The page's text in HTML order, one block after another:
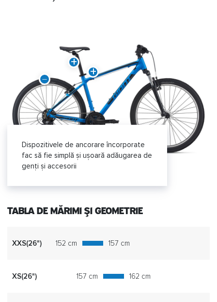
Dispozitivele de ancorare încorporate
fac să fie simplă și ușoară adăugarea de
genți și accesorii
TABLA DE MĂRIMI ȘI GEOMETRIE
XXS(26") 152 cm 157 cm
XS(26") 157 cm 162 cm